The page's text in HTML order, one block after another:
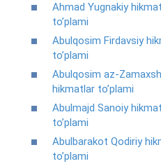
Ahmad Yugnakiy
to’plami
Abulqosim Firdavsiy
to’plami
Abulqosim az-
hikmatlar to’plami
Abulmajd Sanoiy
to’plami
Abulbarakot Qodiriy
to’plami